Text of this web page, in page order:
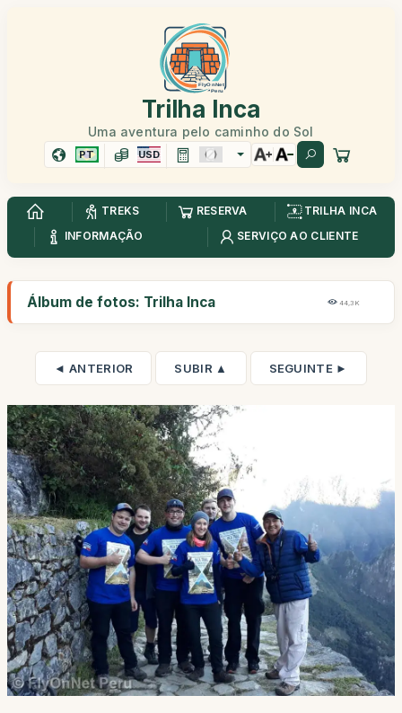
Trilha Inca
Uma aventura pelo caminho do Sol
PT USD
TREKS RESERVA
TRILHA INCA
INFORMAÇÃO
SERVIÇO AO CLIENTE
Álbum de fotos: Trilha Inca 44,3K
◄ ANTERIOR SUBIR ▲ SEGUINTE ►